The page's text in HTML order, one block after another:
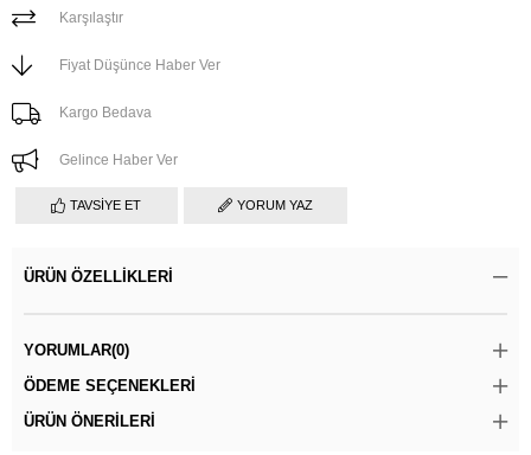
Karşılaştır
Fiyat Düşünce Haber Ver
Kargo Bedava
Gelince Haber Ver
TAVSIYE ET YORUM YAZ
ÜRÜN ÖZELLIKLERI
YORUMLAR(0)
ÖDEME SEÇENEKLERI
ÜRÜN ÖNERILERI